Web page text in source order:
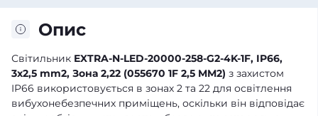
Опис
Світильник EXTRA-N-LED-20000-258-G2-4K-1F, IP66,
3x2,5 mm2, Зона 2,22 (055670 1F 2,5 MM2) з захистом
IP66 використовується в зонах 2 та 22 для освітлення
вибухонебезпечних приміщень, оскільки він відповідає